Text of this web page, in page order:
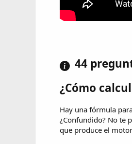
44
¿Cómo
Hay una fórmula
¿Confundido? No te
que produce el